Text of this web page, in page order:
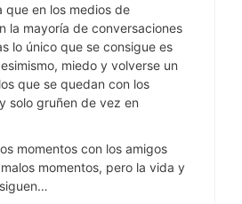
que en los medios de
la mayoría de conversaciones
lo único que se consigue es
miedo y volverse un
que se quedan con los
solo gruñen de vez en
momentos con los amigos
momentos, pero la vida y